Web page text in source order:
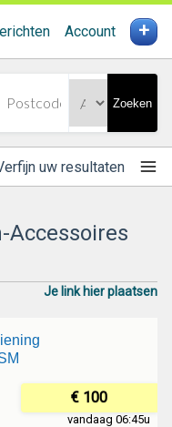
Account +
Zoeken
uw resultaten
Accessoires
Je link hier plaatsen
€ 100
vandaag 06:45u